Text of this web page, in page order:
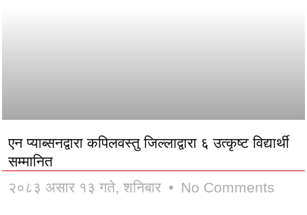
एन प्याब्सनद्वारा कपिलवस्तु जिल्लाद्वारा ६ उत्कृष्ट विद्यार्थी
सम्मानित
२०८३ असार १३ गते, शनिबार
No Comments